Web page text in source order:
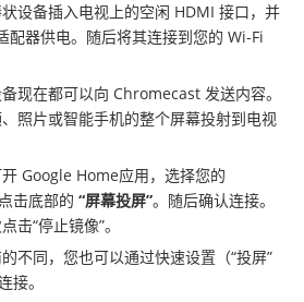
设备插入电视上的空闲 HDMI 接口，并
配器供电。随后将其连接到您的 Wi-Fi
现在都可以向 Chromecast 发送内容。
照片或智能手机的整个屏幕投射到电视
Google Home应用，选择您的
击底部的 “屏幕投屏”。随后确认连接。
击“停止镜像”。
不同，您也可以通过快速设置（“投屏”
接。